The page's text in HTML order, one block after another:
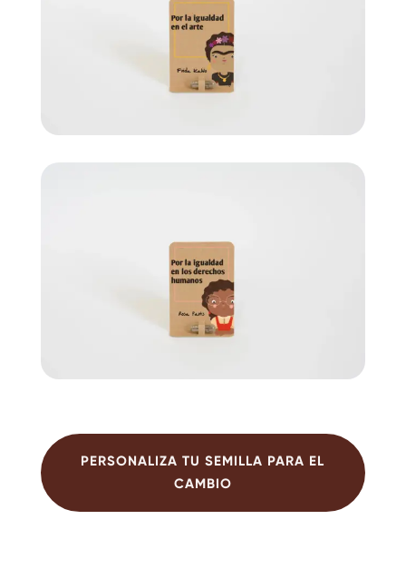
PERSONALIZA TU SEMILLA PARA EL
CAMBIO